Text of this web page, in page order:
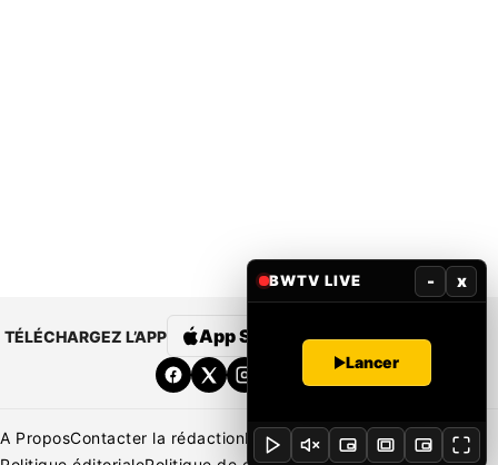
TÉLÉCHARGEZ L’APP App Store Google Play
A ProposContacter la rédactionRédaction Mentions légales
BWTV LIVE - x
Lancer